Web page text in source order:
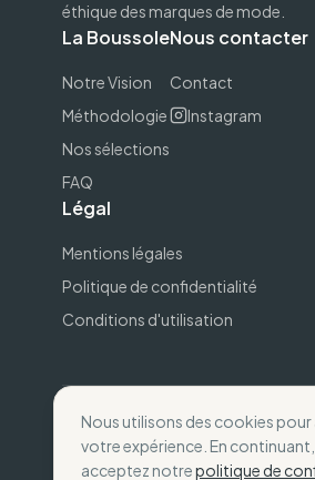
Nous utilisons des cookies
votre expérience. En
acceptez notrepolitique de
éthique des marques de mode.
La Boussole
Notre Vision
Méthodologie
Nos sélections
FAQ
Nous contacter
Contact
Instagram
Légal
Mentions légales
Politique de confidentialité
Conditions d'utilisation
2026 The Wise Compass.
vos valeurs.